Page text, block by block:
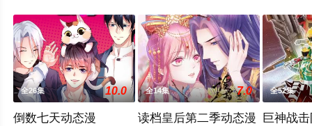
全26集 10.0
倒数七天动态漫
全14集 7.0
读档皇后第二季动态漫
全52集
巨神战